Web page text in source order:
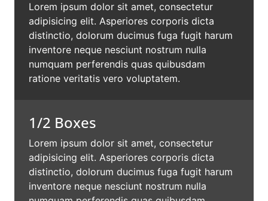
Lorem ipsum dolor sit amet, consectetur
adipisicing elit. Asperiores corporis dicta
distinctio, dolorum ducimus fuga fugit harum
inventore neque nesciunt nostrum nulla
numquam perferendis quas quibusdam
ratione veritatis vero voluptatem.
1/2 Boxes
Lorem ipsum dolor sit amet, consectetur
adipisicing elit. Asperiores corporis dicta
distinctio, dolorum ducimus fuga fugit harum
inventore neque nesciunt nostrum nulla